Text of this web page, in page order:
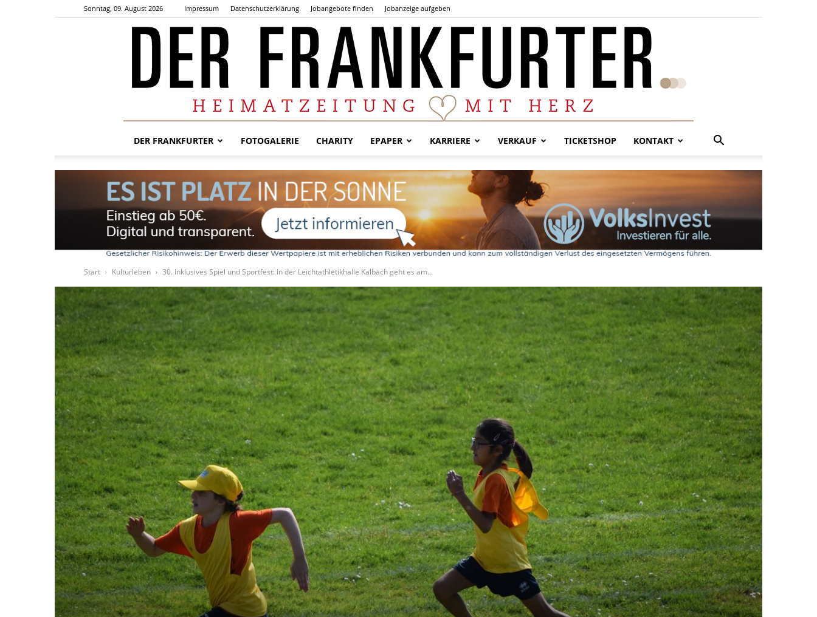
Sonntag, 09. August 2026 Impressum Datenschutzerklärung Jobangebote finden Jobanzeige aufgeben
Frankfurter
DER FRANKFURTER FOTOGALERIE CHARITY EPAPER KARRIERE VERKAUF TICKETSHOP KONTAKT
Start Kulturleben 30. Inklusives Spiel und Sportfest: In der Leichtathletikhalle Kalbach geht es am...